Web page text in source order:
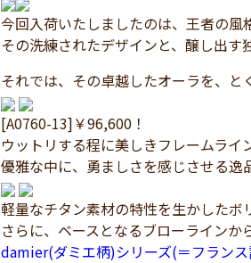
今回入荷いたしましたのは、王者の風
その洗練されたデザインと、醸し出す
それでは、その卓越したオーラを、と
[A0760-13]￥96,600！
ウットリする程に美しきフレームライ
優雅な中に、勇ましさを感じさせる逸
軽量なチタン素材の特性を生かしたボ
さらに、ベースとなるブローライン
damier(ダミエ柄)シリーズ(＝フラン